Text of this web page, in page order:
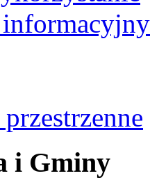
i Gminy